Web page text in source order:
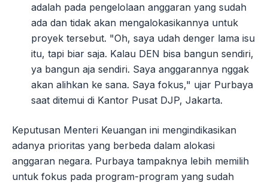
adalah pada pengelolaan anggaran yang sudah
ada dan tidak akan mengalokasikannya untuk
proyek tersebut. "Oh, saya udah denger lama isu
itu, tapi biar saja. Kalau DEN bisa bangun sendiri,
ya bangun aja sendiri. Saya anggarannya nggak
akan alihkan ke sana. Saya fokus," ujar Purbaya
saat ditemui di Kantor Pusat DJP, Jakarta.
Keputusan Menteri Keuangan ini mengindikasikan
adanya prioritas yang berbeda dalam alokasi
anggaran negara. Purbaya tampaknya lebih memilih
untuk fokus pada program-program yang sudah